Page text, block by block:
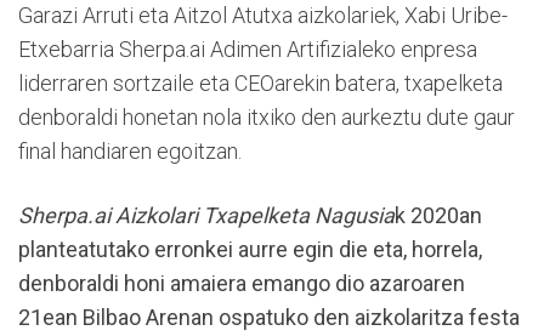
Garazi Arruti eta Aitzol Atutxa aizkolariek, Xabi Uribe-
Etxebarria Sherpa.ai Adimen Artifizialeko enpresa
liderraren sortzaile eta CEOarekin batera, txapelketa
denboraldi honetan nola itxiko den aurkeztu dute gaur
final handiaren egoitzan.
Sherpa.ai Aizkolari Txapelketa Nagusiak 2020an
planteatutako erronkei aurre egin die eta, horrela,
denboraldi honi amaiera emango dio azaroaren
21ean Bilbao Arenan ospatuko den aizkolaritza festa